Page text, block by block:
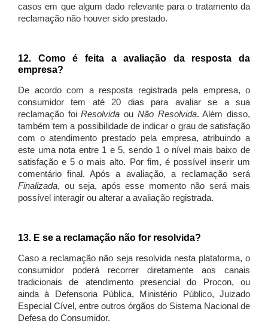
casos em que algum dado relevante para o tratamento da
reclamação não houver sido prestado.
12. Como é feita a avaliação da resposta da
empresa?
De acordo com a resposta registrada pela empresa, o
consumidor tem até 20 dias para avaliar se a sua
reclamação foiResolvida ou Não Resolvida. Além disso,
também tem a possibilidade de indicar o grau de satisfação
com o atendimento prestado pela empresa, atribuindo a
este uma nota entre 1 e 5, sendo 1 o nível mais baixo de
satisfação e 5 o mais alto. Por fim, é possível inserir um
comentário final. Após a avaliação, a reclamação será
Finalizada, ou seja, após esse momento não será mais
possível interagir ou alterar a avaliação registrada.
13. E se a reclamação não for resolvida?
Caso a reclamação não seja resolvida nesta plataforma, o
consumidor poderá recorrer diretamente aos canais
tradicionais de atendimento presencial do Procon, ou
ainda à Defensoria Pública, Ministério Público, Juizado
Especial Cível, entre outros órgãos do Sistema Nacional de
Defesa do Consumidor.